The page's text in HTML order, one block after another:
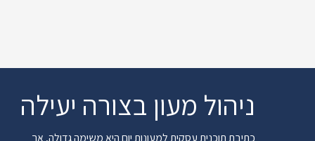
ניהול מעון בצורה יעילה
כתיבת תוכנית עסקית למעונות יום היא משימה גדולה, אך